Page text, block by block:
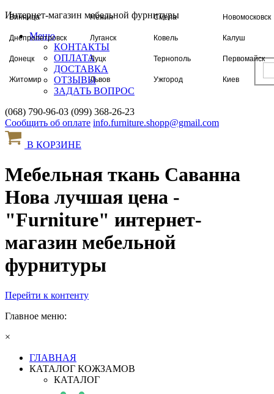
Интернет-магазин мебельной фурнитуры
Меню
КОНТАКТЫ
ОПЛАТА
ДОСТАВКА
ОТЗЫВЫ
ЗАДАТЬ ВОПРОС
(068) 790-96-03 (099) 368-26-23
Сообщить об оплате info.furniture.shopp@gmail.com
В КОРЗИНЕ
Мебельная ткань Саванна
Нова лучшая цена -
"Furniture" интернет-
магазин мебельной
фурнитуры
Перейти к контенту
Главное меню:
×
ГЛАВНАЯ
КАТАЛОГ КОЖЗАМОВ
КАТАЛОГ
Винница
Днепропетровск
Донецк
Житомир
Ивано-Франковск
Червоноград
Нежин
Луганск
Луцк
Львов
Одесса
Смела
Ковель
Тернополь
Ужгород
Херсон
Новомосковск
Калуш
Первомайск
Киев